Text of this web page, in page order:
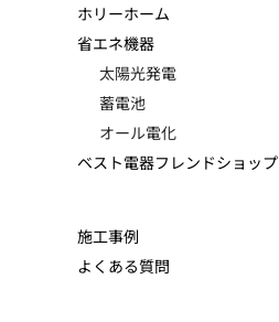
ホリーホーム
省エネ機器
太陽光発電
蓄電池
オール電化
ベスト電器フレンドショップ
施工事例
よくある質問